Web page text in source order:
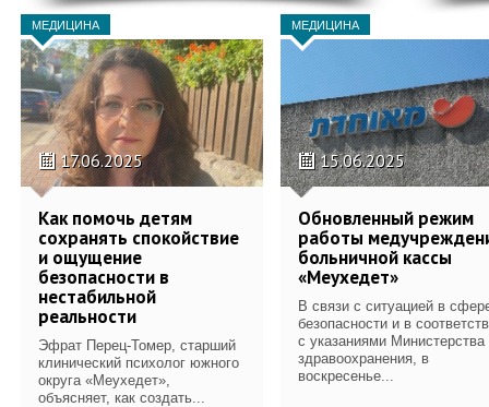
МЕДИЦИНА
17.06.2025
Как помочь детям
сохранять спокойствие
и ощущение
безопасности в
нестабильной
реальности
Эфрат Перец-Томер, старший
клинический психолог южного
округа «Меухедет»,
объясняет, как создать...
МЕДИЦИНА
15.06.2025
Обновленный режим
работы
больничной кассы
«Меухедет»
В связи с ситуацией в
безопасности и в
с указаниями Министерства
здравоохранения, в
воскресенье...